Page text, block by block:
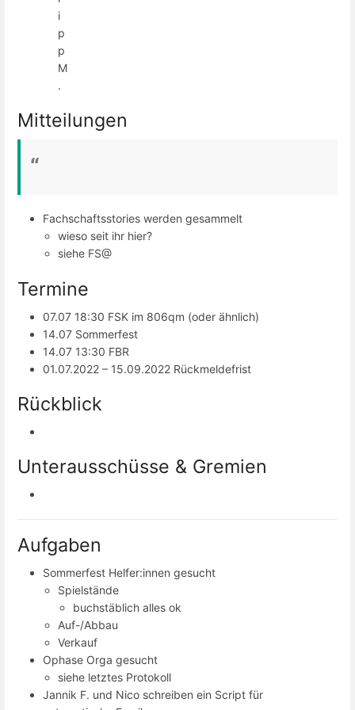
i
p
p
M
.
Mitteilungen
Fachschaftsstories werden gesammelt
wieso seit ihr hier?
siehe FS@
Termine
07.07 18:30 FSK im 806qm (oder ähnlich)
14.07 Sommerfest
14.07 13:30 FBR
01.07.2022 – 15.09.2022 Rückmeldefrist
Rückblick
Unterausschüsse & Gremien
Aufgaben
Sommerfest Helfer:innen gesucht
Spielstände
buchstäblich alles ok
Auf-/Abbau
Verkauf
Ophase Orga gesucht
siehe letztes Protokoll
Jannik F. und Nico schreiben ein Script für